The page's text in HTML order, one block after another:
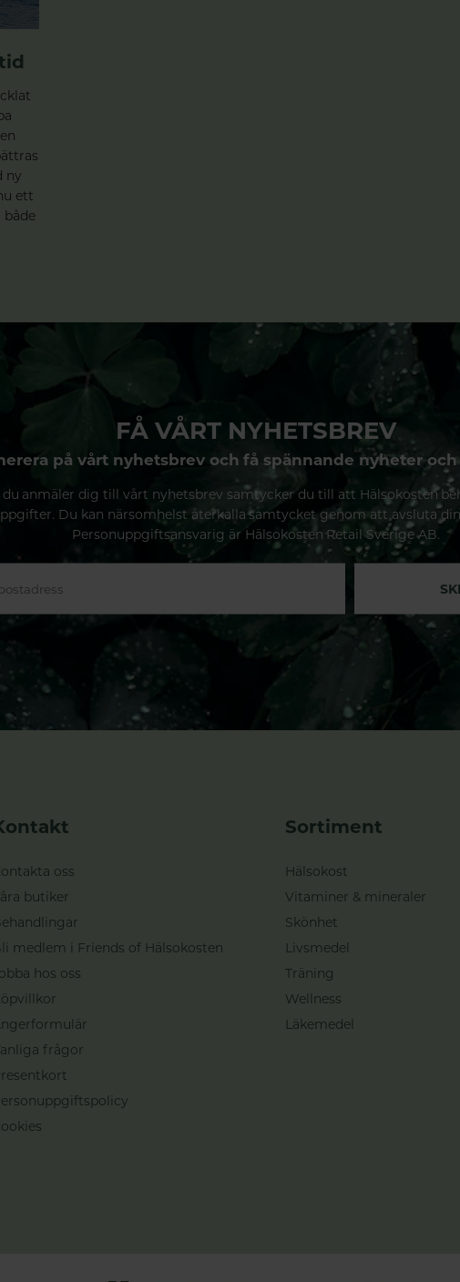
ny
ett
både
FÅ VÅRT NYHETSBREV
på vårt nyhetsbrev och få spännande nyheter
du anmäler dig till vårt nyhetsbrev samtycker du till att Hälsokosten
Du kan närsomhelst återkalla samtycket genom att avsluta
Personuppgiftsansvarig är Hälsokosten Retail Sverige AB.
oss
butiker
medlem i Friends of Hälsokosten
hos oss
frågor
Sortiment
Hälsokost
Vitaminer & mineraler
Skönhet
Livsmedel
Träning
Wellness
Läkemedel